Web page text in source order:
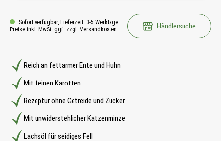
Reich an fettarmer Ente und Huhn
Mit feinen Karotten
Rezeptur ohne Getreide und Zucker
Mit unwiderstehlicher Katzenminze
Lachsöl für seidiges Fell
Sofort verfügbar, Lieferzeit: 3-5 Werktage
Preise inkl. MwSt. ggf. zzgl. Versandkosten
Händlersuche